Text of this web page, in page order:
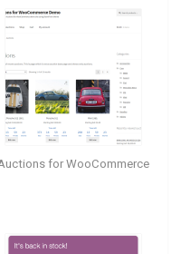
for WooCommerce